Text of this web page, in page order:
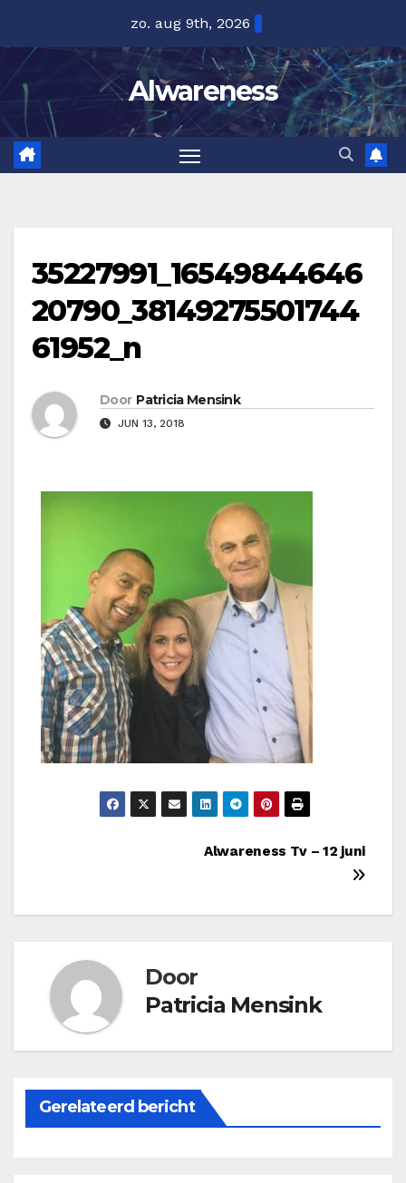
inhoud
zo. aug 9th, 2026
Alwareness
35227991_16549844646
20790_38149275501744
61952_n
Door Patricia Mensink
JUN 13, 2018
Alwareness Tv – 12 juni
Door
Patricia Mensink
Gerelateerd bericht